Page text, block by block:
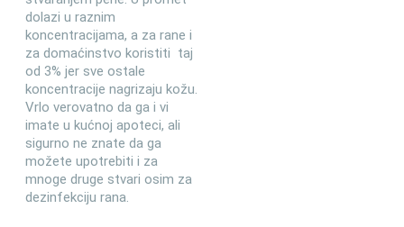
dolazi u raznim
koncentracijama, a za rane i
za domaćinstvo koristiti taj
od 3% jer sve ostale
koncentracije nagrizaju kožu.
Vrlo verovatno da ga i vi
imate u kućnoj apoteci, ali
sigurno ne znate da ga
možete upotrebiti i za
mnoge druge stvari osim za
dezinfekciju rana.